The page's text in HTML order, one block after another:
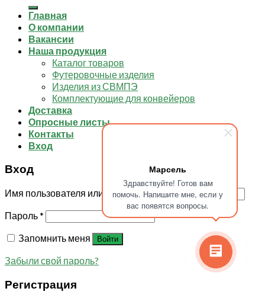
Марсель
Здравствуйте! Готов вам
помочь. Напишите мне, если у
вас появятся вопросы.
Главная
О компании
Вакансии
Наша продукция
Каталог товаров
Футеровочные изделия
Изделия из СВМПЭ
Комплектующие для конвейеров
Доставка
Опросные листы
Контакты
Вход
Вход
Имя пользователя или Email*
Пароль*
Запомнить меня
Войти
Забыли свой пароль?
Регистрация